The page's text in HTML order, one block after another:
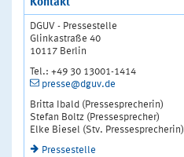
Kontakt
DGUV - Pressestelle
Glinkastraße 40
10117 Berlin
Tel.: +49 30 13001-1414
presse@dguv.de
Britta Ibald (Pressesprecherin)
Stefan Boltz (Pressesprecher)
Elke Biesel (Stv. Pressesprecherin)
Pressestelle